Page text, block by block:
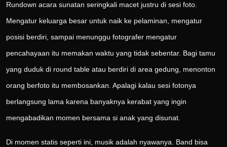
Rundown acara sunatan seringkali macet justru di sesi foto.
Mengatur keluarga besar untuk naik ke pelaminan, mengatur
posisi berdiri, sampai menunggu fotografer mengatur
pencahayaan itu memakan waktu yang tidak sebentar. Bagi tamu
yang duduk di round table atau berdiri di area gedung, menonton
orang berfoto itu membosankan. Apalagi kalau sesi fotonya
berlangsung lama karena banyaknya kerabat yang ingin
mengabadikan momen bersama si anak yang disunat.
Di momen statis seperti ini, musik adalah nyawanya. Band bisa